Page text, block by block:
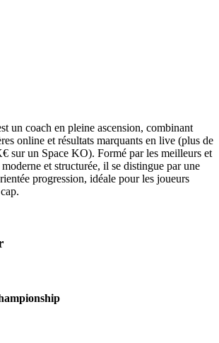
un coach en pleine ascension, combinant
online et résultats marquants en live (plus de
sur un Space KO). Formé par les meilleurs et
et structurée, il se distingue par une
progression, idéale pour les joueurs